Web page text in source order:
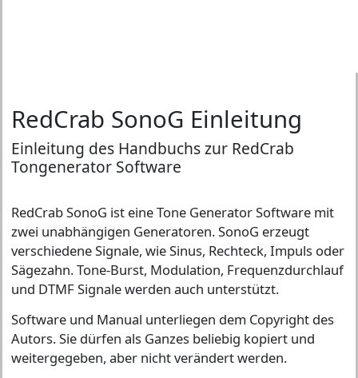
RedCrab SonoG Einleitung
Einleitung des Handbuchs zur RedCrab
Tongenerator Software
RedCrab SonoG ist eine Tone Generator Software mit
zwei unabhängigen Generatoren. SonoG erzeugt
verschiedene Signale, wie Sinus, Rechteck, Impuls oder
Sägezahn. Tone-Burst, Modulation, Frequenzdurchlauf
und DTMF Signale werden auch unterstützt.
Software und Manual unterliegen dem Copyright des
Autors. Sie dürfen als Ganzes beliebig kopiert und
weitergegeben, aber nicht verändert werden.